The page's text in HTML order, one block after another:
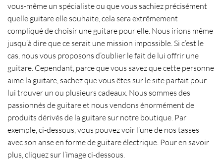
vous-même un spécialiste ou que vous sachiez précisément
quelle guitare elle souhaite, cela sera extrêmement
compliqué de choisir une guitare pour elle. Nous irions même
jusqu’à dire que ce serait une mission impossible. Si c’est le
cas, nous vous proposons d’oublier le fait de lui offrir une
guitare. Cependant, parce que vous savez que cette personne
aime la guitare, sachez que vous êtes sur le site parfait pour
lui trouver un ou plusieurs cadeaux. Nous sommes des
passionnés de guitare et nous vendons énormément de
produits dérivés de la guitare sur notre boutique. Par
exemple, ci-dessous, vous pouvez voir l’une de nos tasses
avec son anse en forme de guitare électrique. Pour en savoir
plus, cliquez sur l’image ci-dessous.